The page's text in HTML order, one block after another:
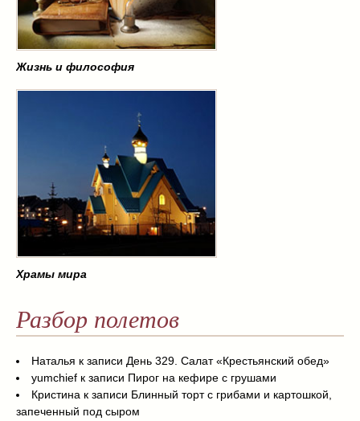
Жизнь и философия
Храмы мира
Разбор полетов
Наталья к записи День 329. Салат «Крестьянский обед»
yumchief к записи Пирог на кефире с грушами
Кристина к записи Блинный торт с грибами и картошкой,
запеченный под сыром